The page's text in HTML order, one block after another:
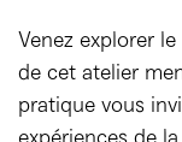
Venez explorer
de cet atelier
pratique vous